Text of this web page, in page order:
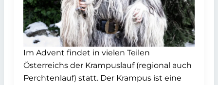
Im Advent findet in vielen Teilen
Österreichs der Krampuslauf (regional auch
Perchtenlauf) statt. Der Krampus ist eine